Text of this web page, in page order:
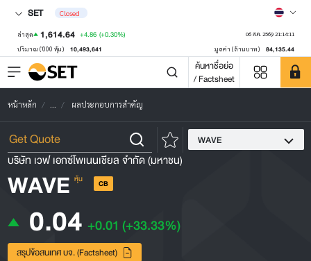
SET Closed
ล่าสุด 1,614.64 +4.86 (+0.30%) 06 ส.ค. 2569 21:14:11
ปริมาณ ('000 หุ้น) 10,493,641 มูลค่า (ล้านบาท) 84,135.44
ค้นหาชื่อย่อ
/ Factsheet
หน้าหลัก ... ผลประกอบการสำคัญ
WAVE
บริษัท เวฟ เอกซ์โพเนนเชียล จำกัด (มหาชน)
WAVE หุ้น CB
0.04 +0.01 (+33.33%)
สรุปข้อสนเทศ บจ. (Factsheet)